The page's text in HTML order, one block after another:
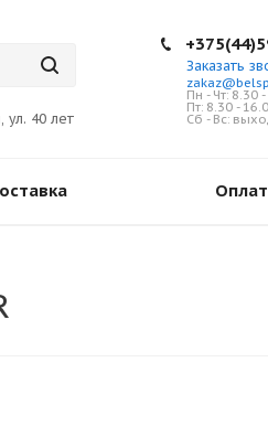
ул. 40 лет
Заказать
Пн - Чт: 8.30
Пт: 8.30 -
Сб - Вс: